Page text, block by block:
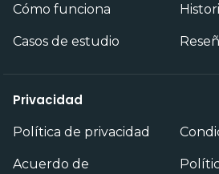
Cómo funciona
Casos de estudio
Privacidad
Política de privacidad
Acuerdo de